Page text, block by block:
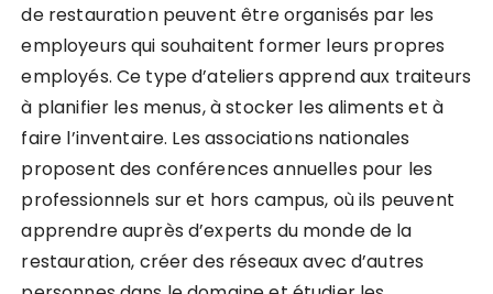
de restauration peuvent être organisés par les
employeurs qui souhaitent former leurs propres
employés. Ce type d’ateliers apprend aux traiteurs
à planifier les menus, à stocker les aliments et à
faire l’inventaire. Les associations nationales
proposent des conférences annuelles pour les
professionnels sur et hors campus, où ils peuvent
apprendre auprès d’experts du monde de la
restauration, créer des réseaux avec d’autres